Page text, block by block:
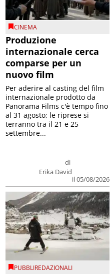
CINEMA
Produzione
internazionale cerca
comparse per un
nuovo film
di
Erika David
il 05/08/2026
Per aderire al casting del film
internazionale prodotto da
Panorama Films c'è tempo fino
al 31 agosto; le riprese si
terranno tra il 21 e 25
settembre...
PUBBLIREDAZIONALI